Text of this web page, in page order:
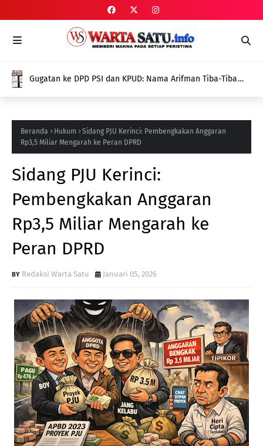
Gugatan ke DPD PSI dan KPUD: Nama Arifman Tiba-Tiba
Beranda Hukum
Sidang PJU Kerinci: Pembengkakan Anggaran
Rp3,5 Miliar Mengarah ke Peran DPRD
Sidang PJU Kerinci:
Pembengkakan Anggaran
Rp3,5 Miliar Mengarah ke
Peran DPRD
Redaksi Warta Satu Januari 05, 2026